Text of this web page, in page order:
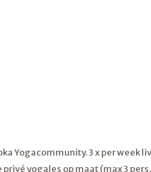
Yogacommunity. 3 x per week
yogales op maat (max 3